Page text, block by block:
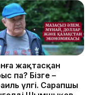
жақтасқан
па? Бізге –
үлгі. Сарапшы